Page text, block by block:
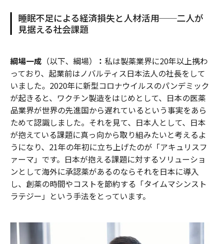
睡眠不足による経済損失と人材活用──二人が
見据える社会課題
綱場一成（以下、綱場） ： 私は製薬業界に20年以上携わ
っており、起業前はノバルティス日本法人の社長をして
いました。2020年に新型コロナウイルスのパンデミック
が起きると、ワクチン製造をはじめとして、日本の医薬
品業界が世界の先進国から遅れているという事実をあら
ためて認識しました。それを見て、日本人として、日本
が抱えている課題に真っ向から取り組みたいと考えるよ
うになり、21年の年初に立ち上げたのが「アキュリスフ
ァーマ」です。日本が抱える課題に対するソリューショ
ンとして海外に承認薬があるのならそれを日本に導入
し、創薬の時間やコストを節約する「タイムマシンスト
ラテジー」という手法をとっています。